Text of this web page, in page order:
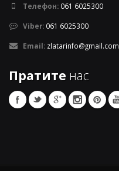
Телефон: 061 6025300
Viber: 061 6025300
Email: zlatarinfo@gmail.com
Пратите нас